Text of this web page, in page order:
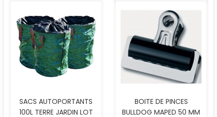
SACS AUTOPORTANTS
100L TERRE JARDIN LOT
BOITE DE PINCES
BULLDOG MAPED 50 MM